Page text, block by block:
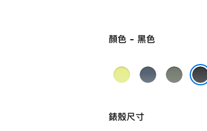
顏色 - 黑色
霓
色
錨
色
灰
錶殼尺寸